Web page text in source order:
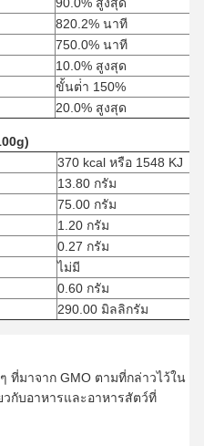
820.2% นาที
750.0% นาที
10.0% สูงสุด
ขั้นต่ํา 150%
20.0% สูงสุด
370 kcal หรือ 1548 KJ
13.80 กรัม
75.00 กรัม
1.20 กรัม
0.27 กรัม
ไม่มี
0.60 กรัม
290.00 มิลลิกรัม
มาจาก GMO ตามที่กล่าวไว้ใน
วกับอาหารและอาหารสัตว์ที่